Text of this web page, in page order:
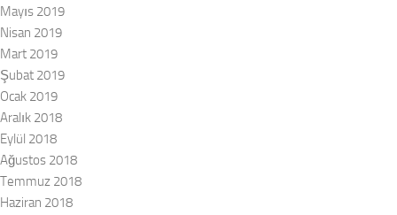
Mayıs 2019
Nisan 2019
Mart 2019
Şubat 2019
Ocak 2019
Aralık 2018
Eylül 2018
Ağustos 2018
Temmuz 2018
Haziran 2018